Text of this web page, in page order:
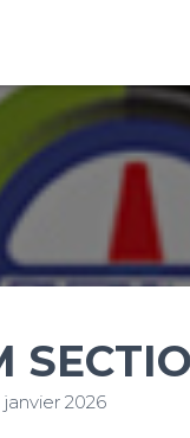
janvier 2026